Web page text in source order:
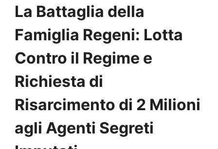
La Battaglia della
Famiglia Regeni: Lotta
Contro il Regime e
Richiesta di
Risarcimento di 2 Milioni
agli Agenti Segreti